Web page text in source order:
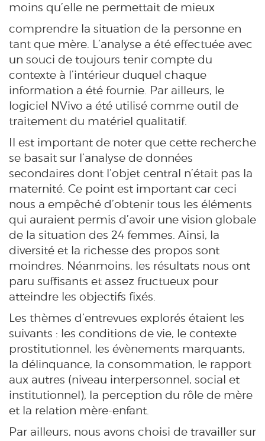
moins qu’elle ne permettait de mieux
comprendre la situation de la personne en
tant que mère. L’analyse a été effectuée avec
un souci de toujours tenir compte du
contexte à l’intérieur duquel chaque
information a été fournie. Par ailleurs, le
logiciel NVivo a été utilisé comme outil de
traitement du matériel qualitatif.
Il est important de noter que cette recherche
se basait sur l’analyse de données
secondaires dont l’objet central n’était pas la
maternité. Ce point est important car ceci
nous a empêché d’obtenir tous les éléments
qui auraient permis d’avoir une vision globale
de la situation des 24 femmes. Ainsi, la
diversité et la richesse des propos sont
moindres. Néanmoins, les résultats nous ont
paru suffisants et assez fructueux pour
atteindre les objectifs fixés.
Les thèmes d’entrevues explorés étaient les
suivants : les conditions de vie, le contexte
prostitutionnel, les évènements marquants,
la délinquance, la consommation, le rapport
aux autres (niveau interpersonnel, social et
institutionnel), la perception du rôle de mère
et la relation mère-enfant.
Par ailleurs, nous avons choisi de travailler sur